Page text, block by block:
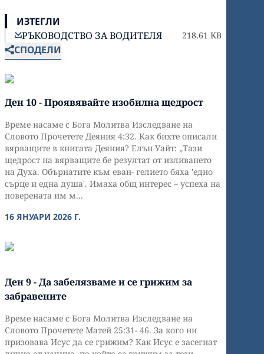
ИЗТЕГЛИ
РЪКОВОДСТВО ЗА ВОДИТЕЛЯ
218.61 KB
СПОДЕЛИ
Ден 10 - Проявявайте изобилна щедрост
Време насаме с Бога Молитва Изследване на
Словото Прочетете Деяния 4:32. Как бихте описали
вярващите в книгата Деяния? Елън Уайт: „Тази
щедрост на вярващите бе резултат от изливането
на Духа. Обърнатите към еван- гелието бяха 'едно
сърце и една душа'. Имаха общ интерес – успеха на
поверената им м...
16 ЯНУАРИ 2026 Г.
Ден 9 - Да забелязваме и се грижим за
забравените
Време насаме с Бога Молитва Изследване на
Словото Прочетете Матей 25:31- 46. За кого ни
призовава Исус да се грижим? Как Исус е засегнат